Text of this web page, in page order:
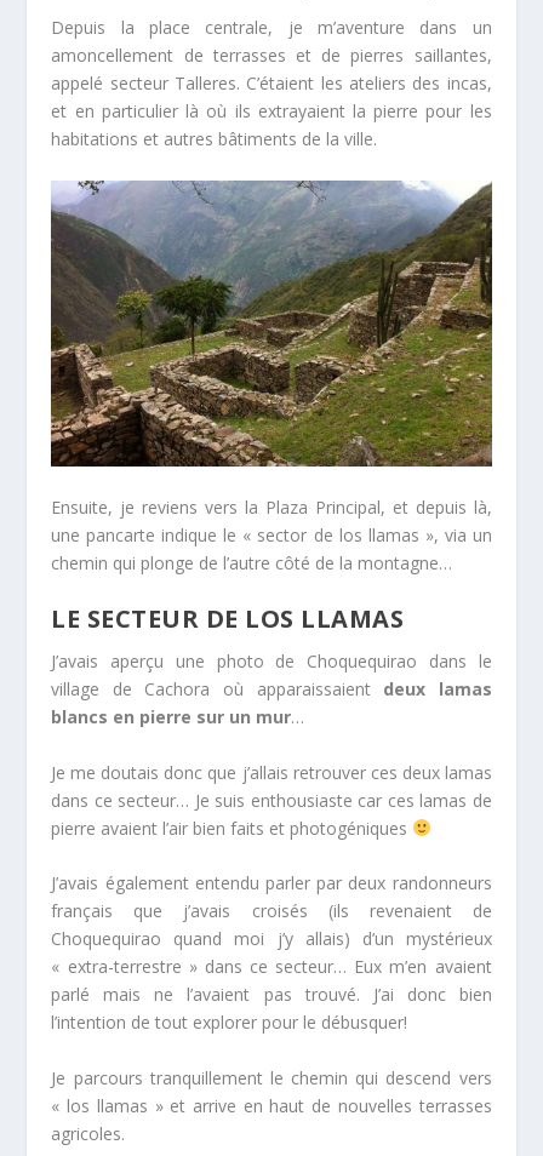
Depuis la place centrale, je m’aventure dans un
amoncellement de terrasses et de pierres saillantes,
appelé secteur Talleres. C’étaient les ateliers des incas,
et en particulier là où ils extrayaient la pierre pour les
habitations et autres bâtiments de la ville.
Ensuite, je reviens vers la Plaza Principal, et depuis là,
une pancarte indique le « sector de los llamas », via un
chemin qui plonge de l’autre côté de la montagne…
LE SECTEUR DE LOS LLAMAS
J’avais aperçu une photo de Choquequirao dans le
village de Cachora où apparaissaient deux lamas
blancs en pierre sur un mur…
Je me doutais donc que j’allais retrouver ces deux lamas
dans ce secteur… Je suis enthousiaste car ces lamas de
pierre avaient l’air bien faits et photogéniques
J’avais également entendu parler par deux randonneurs
français que j’avais croisés (ils revenaient de
Choquequirao quand moi j’y allais) d’un mystérieux
« extra-terrestre » dans ce secteur… Eux m’en avaient
parlé mais ne l’avaient pas trouvé. J’ai donc bien
l’intention de tout explorer pour le débusquer!
Je parcours tranquillement le chemin qui descend vers
« los llamas » et arrive en haut de nouvelles terrasses
agricoles.